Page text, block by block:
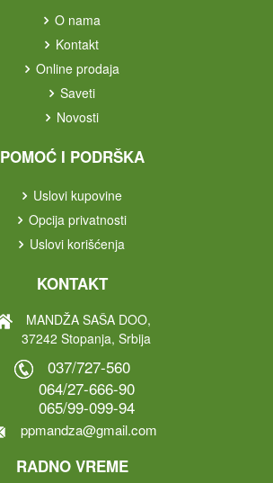
O nama
Kontakt
Online prodaja
Saveti
Novosti
POMOĆ I PODRŠKA
Uslovi kupovine
Opcija privatnosti
Uslovi korišćenja
KONTAKT
MANDŽA SAŠA DOO,
37242 Stopanja, Srbija
037/727-560
064/27-666-90
065/99-099-94
ppmandza@gmail.com
RADNO VREME